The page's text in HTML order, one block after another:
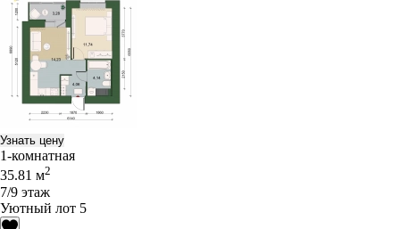
Узнать цену
1-комнатная
35.81 м2
7/9 этаж
Уютный лот 5